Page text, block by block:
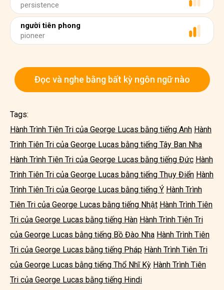
persistence
người tiên phong
pioneer
Đọc và nghe bằng bất kỳ ngôn ngữ nào
Tags:
Hành Trình Tiên Tri của George Lucas bằng tiếng Anh Hành
Trình Tiên Tri của George Lucas bằng tiếng Tây Ban Nha
Hành Trình Tiên Tri của George Lucas bằng tiếng Đức Hành
Trình Tiên Tri của George Lucas bằng tiếng Thụy Điển Hành
Trình Tiên Tri của George Lucas bằng tiếng Ý Hành Trình
Tiên Tri của George Lucas bằng tiếng Nhật Hành Trình Tiên
Tri của George Lucas bằng tiếng Hàn Hành Trình Tiên Tri
của George Lucas bằng tiếng Bồ Đào Nha Hành Trình Tiên
Tri của George Lucas bằng tiếng Pháp Hành Trình Tiên Tri
của George Lucas bằng tiếng Thổ Nhĩ Kỳ Hành Trình Tiên
Tri của George Lucas bằng tiếng Hindi